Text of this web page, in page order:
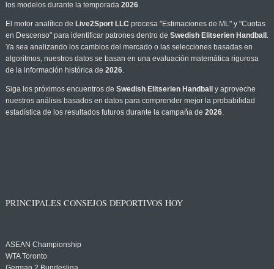
los modelos durante la temporada 2026.
El motor analítico de Live2Sport LLC procesa "Estimaciones de ML" y "Cuotas
en Descenso" para identificar patrones dentro de Swedish Elitserien Handball .
Ya sea analizando los cambios del mercado o las selecciones basadas en
algoritmos, nuestros datos se basan en una evaluación matemática rigurosa
de la información histórica de 2026.
Siga los próximos encuentros de Swedish Elitserien Handball
y aproveche
nuestros análisis basados en datos para comprender mejor la probabilidad
estadística de los resultados futuros durante la campaña de 2026.
PRINCIPALES CONSEJOS DEPORTIVOS HOY
ASEAN Championship
WTA Toronto